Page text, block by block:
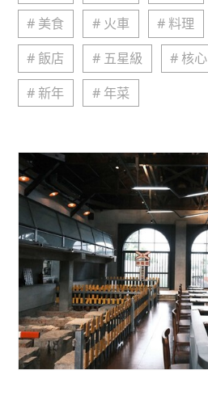
# 美食
# 火車 # 料理
# 飯店
# 五星級 # 核心
# 新年
# 年菜